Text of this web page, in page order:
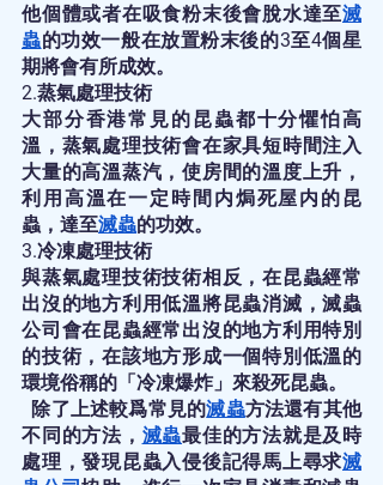
他個體或者在吸食粉末後會脫水達至滅
蟲的功效一般在放置粉末後的3至4個星
期將會有所成效。
2.蒸氣處理技術
大部分香港常見的昆蟲都十分懼怕高
溫，蒸氣處理技術會在家具短時間注入
大量的高溫蒸汽，使房間的溫度上升，
利用高溫在一定時間内焗死屋内的昆
蟲，達至滅蟲的功效。
3.冷凍處理技術
與蒸氣處理技術技術相反，在昆蟲經常
出沒的地方利用低溫將昆蟲消滅，滅蟲
公司會在昆蟲經常出沒的地方利用特別
的技術，在該地方形成一個特別低溫的
環境俗稱的「冷凍爆炸」來殺死昆蟲。
  除了上述較爲常見的
滅蟲方法還有其他
不同的方法， 滅蟲最佳的方法就是及時
處理，發現昆蟲入侵後記得馬上尋求滅